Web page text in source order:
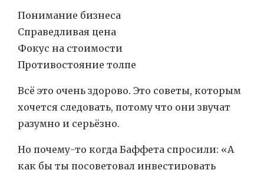
Понимание бизнеса
Справедливая цена
Фокус на стоимости
Противостояние толпе
Всё это очень здорово. Это советы, которым
хочется следовать, потому что они звучат
разумно и серьёзно.
Но почему-то когда Баффета спросили: «А
как бы ты посоветовал инвестировать